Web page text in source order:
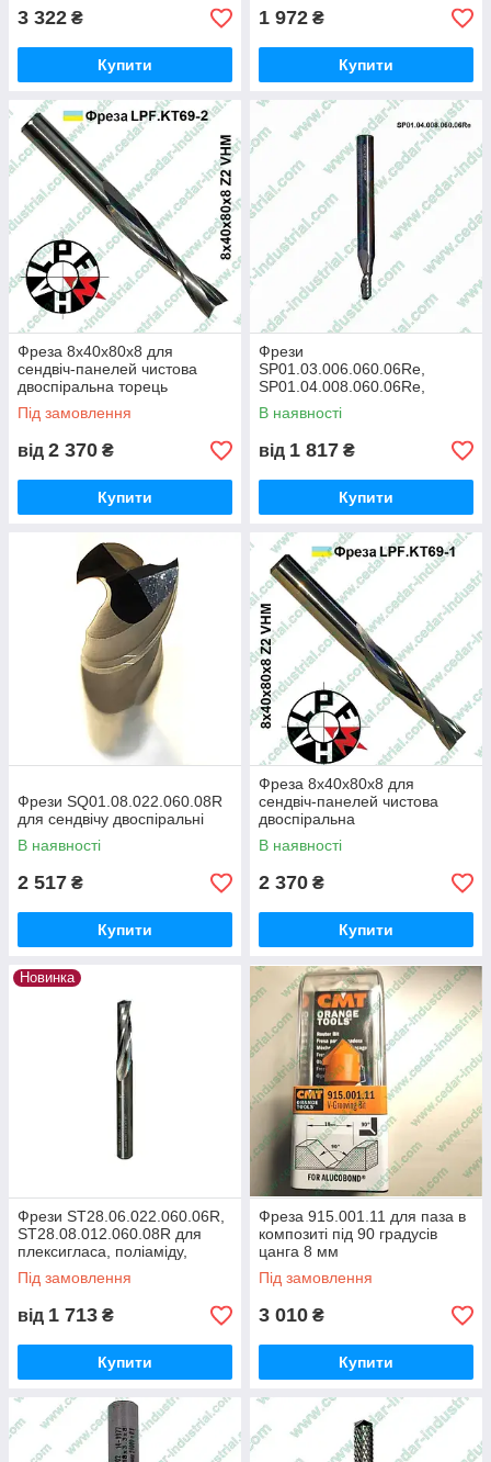
3 322 ₴
Купити
1 972 ₴
Купити
Фреза 8х40х80х8 для
сендвіч-панелей чистова
двоспіральна торець
риб'ячий хвіст
Під замовлення
від 2 370 ₴
Купити
Фрези
SP01.03.006.060.06Re,
SP01.04.008.060.06Re,
SP01.06.012.060.06He по
Dibond, Alucobond
В наявності
від 1 817 ₴
Купити
Фрези SQ01.08.022.060.08R
для сендвічу двоспіральні
В наявності
2 517 ₴
Купити
Фреза 8х40х80х8 для
сендвіч-панелей чистова
двоспіральна
В наявності
2 370 ₴
Купити
Новинка
Фрези ST28.06.022.060.06R,
ST28.08.012.060.08R для
плексигласа, поліаміду,
полістиролу односпиральні
Під замовлення
від 1 713 ₴
Купити
Фреза 915.001.11 для паза в
композиті під 90 градусів
цанга 8 мм
Під замовлення
3 010 ₴
Купити